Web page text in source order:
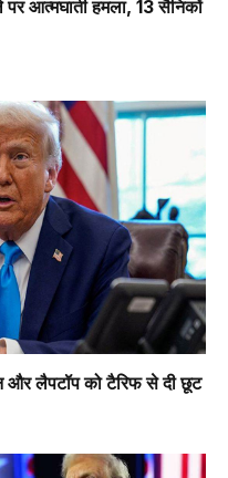
आत्मघाती हमला, 13 सैनिकों
और लैपटॉप को टैरिफ से दी छूट